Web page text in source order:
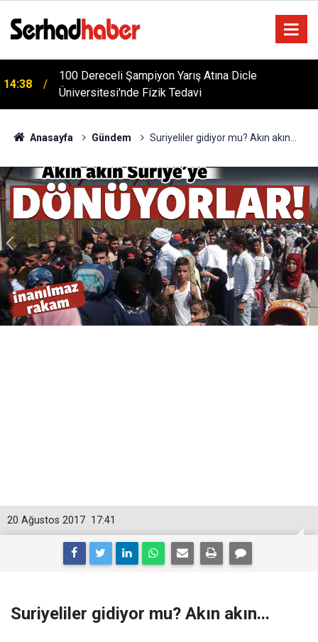
100 Dereceli Şampiyon Yarış Atına Dicle
Üniversitesi'nde Fizik Tedavi
04:20
Türkiye'yi Değiştiren Lider Turgut Özal'ın Asıl
Mesleği Ne? Şaşırtan Mühendislik Hikayesi
Anasayfa Gündem Suriyeliler gidiyor mu? Akın akın...
17:41
20 Ağustos 2017
Suriyeliler gidiyor mu? Akın akın...